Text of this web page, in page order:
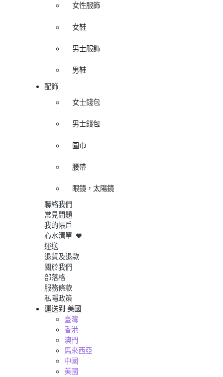
女性服飾
女鞋
男士服飾
男鞋
配飾
女士錢包
男士錢包
圍巾
腰帶
眼鏡，太陽鏡
聯絡我們
常見問題
我的帳戶
心水清單
運送
退貨及退款
關於我們
部落格
服務條款
私隱政策
運送到 美國
臺灣
香港
澳門
馬來西亞
中國
美國